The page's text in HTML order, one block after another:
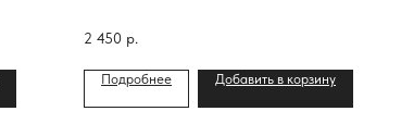
2 450 р.
Подробнее Добавить в корзину